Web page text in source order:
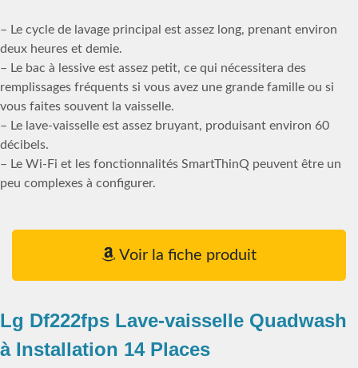
– Le cycle de lavage principal est assez long, prenant environ
deux heures et demie.
– Le bac à lessive est assez petit, ce qui nécessitera des
remplissages fréquents si vous avez une grande famille ou si
vous faites souvent la vaisselle.
– Le lave-vaisselle est assez bruyant, produisant environ 60
décibels.
– Le Wi-Fi et les fonctionnalités SmartThinQ peuvent être un
peu complexes à configurer.
Voir la fiche produit
Lg Df222fps Lave-vaisselle Quadwash
à Installation 14 Places